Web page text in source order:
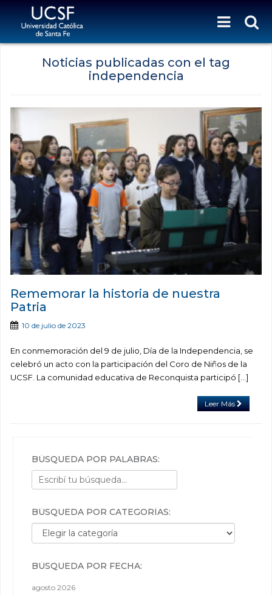
Noticias publicadas con el tag
independencia
Rememorar la historia de nuestra
Patria
10 de julio de 2023
En conmemoración del 9 de julio, Día de la Independencia, se
celebró un acto con la participación del Coro de Niños de la
UCSF. La comunidad educativa de Reconquista participó […]
Leer Más
BÚSQUEDA POR PALABRAS:
BÚSQUEDA POR CATEGORÍAS:
Búsqueda por categorías:
BÚSQUEDA POR FECHA:
agosto 2026